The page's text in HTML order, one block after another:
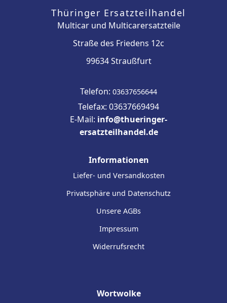
Thüringer Ersatzteilhandel
Multicar und Multicarersatzteile
Straße des Friedens 12c
99634 Straußfurt
Telefon: 03637656644
Telefax: 03637669494
E-Mail: info@thueringer-
ersatzteilhandel.de
Informationen
Liefer- und Versandkosten
Privatsphäre und Datenschutz
Unsere AGBs
Impressum
Widerrufsrecht
Wortwolke